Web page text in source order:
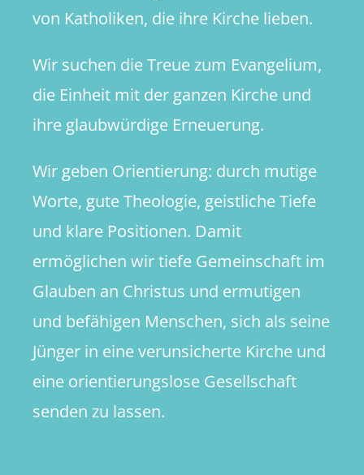
von Katholiken, die ihre Kirche lieben.
Wir suchen die Treue zum Evangelium,
die Einheit mit der ganzen Kirche und
ihre glaubwürdige Erneuerung.
Wir geben Orientierung: durch mutige
Worte, gute Theologie, geistliche Tiefe
und klare Positionen. Damit
ermöglichen wir tiefe Gemeinschaft im
Glauben an Christus und ermutigen
und befähigen Menschen, sich als seine
Jünger in eine verunsicherte Kirche und
eine orientierungslose Gesellschaft
senden zu lassen.